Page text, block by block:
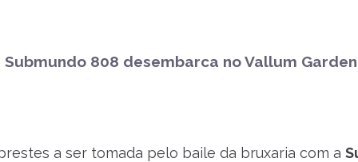
808 desembarca no Vallum
a ser tomada pelo baile da bruxaria com a